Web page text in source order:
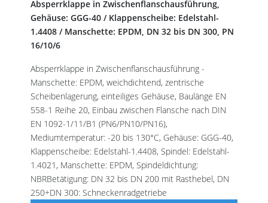
Absperrklappe in Zwischenflanschausführung,
Gehäuse: GGG-40 / Klappenscheibe: Edelstahl-
1.4408 / Manschette: EPDM, DN 32 bis DN 300, PN
16/10/6
Absperrklappe in Zwischenflanschausführung -
Manschette: EPDM, weichdichtend, zentrische
Scheibenlagerung, einteiliges Gehäuse, Baulänge EN
558-1 Reihe 20, Einbau zwischen Flansche nach DIN
EN 1092-1/11/B1 (PN6/PN10/PN16),
Mediumtemperatur: -20 bis 130°C, Gehäuse: GGG-40,
Klappenscheibe: Edelstahl-1.4408, Spindel: Edelstahl-
1.4021, Manschette: EPDM, Spindeldichtung:
NBRBetätigung: DN 32 bis DN 200 mit Rasthebel, DN
250+DN 300: Schneckenradgetriebe